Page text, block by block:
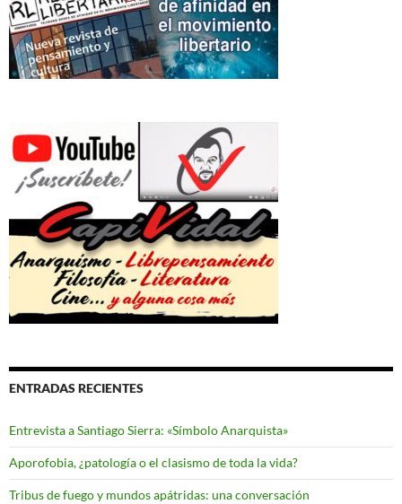
ENTRADAS RECIENTES
Entrevista a Santiago Sierra: «Símbolo Anarquista»
Aporofobia, ¿patología o el clasismo de toda la vida?
Tribus de fuego y mundos apátridas: una conversación